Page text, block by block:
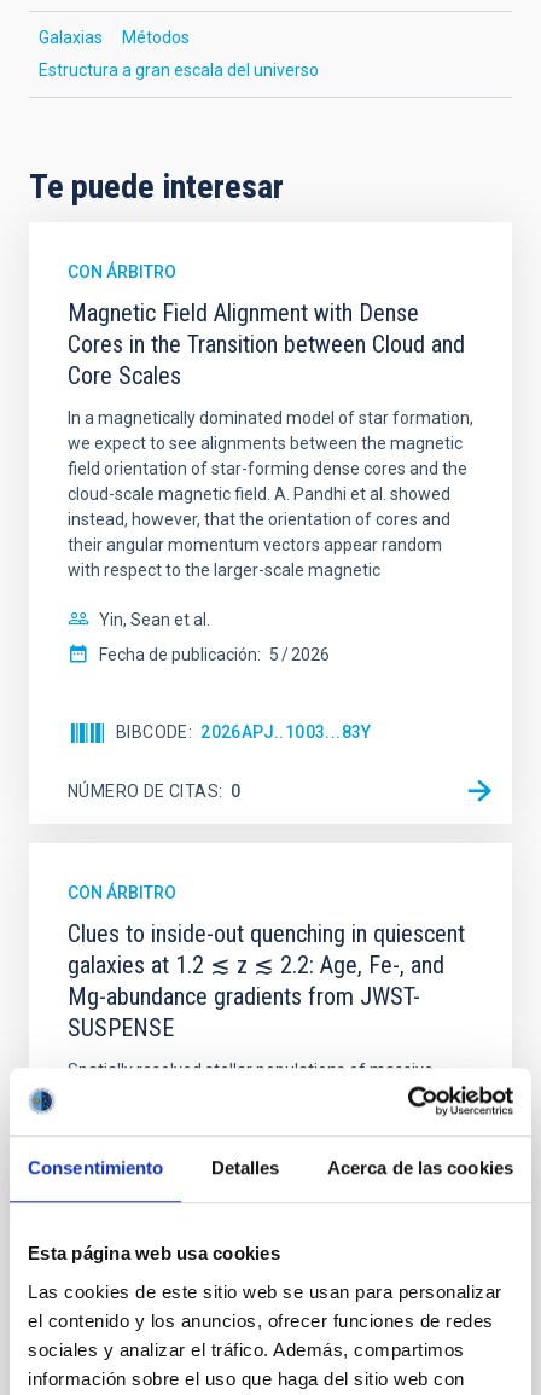
Consentimiento Detalles Acerca de las cookies
Esta página web usa cookies
Las cookies de este sitio web se usan para personalizar
el contenido y los anuncios, ofrecer funciones de redes
sociales y analizar el tráfico. Además, compartimos
información sobre el uso que haga del sitio web con
Galaxias
Métodos
Estructura a gran escala del universo
Te puede interesar
CON ÁRBITRO
Magnetic Field Alignment with Dense
Cores in the Transition between Cloud and
Core Scales
In a magnetically dominated model of star formation,
we expect to see alignments between the magnetic
field orientation of star-forming dense cores and the
cloud-scale magnetic field. A. Pandhi et al. showed
instead, however, that the orientation of cores and
their angular momentum vectors appear random
with respect to the larger-scale magnetic
Yin, Sean et al.
Fecha de publicación: 5 2026
BIBCODE 2026APJ..1003...83Y
NÚMERO DE CITAS 0
CON ÁRBITRO
Clues to inside-out quenching in quiescent
galaxies at 1.2 ≲ z ≲ 2.2: Age, Fe-, and
Mg-abundance gradients from JWST-
SUSPENSE
Spatially resolved stellar populations of massive
quiescent galaxies at cosmic noon provide powerful
insights into star-formation quenching and stellar
studies have revealed that the cores of these
galaxies are redder than their outskirts. However,
BIBCODE 2026A&A...710A.158C